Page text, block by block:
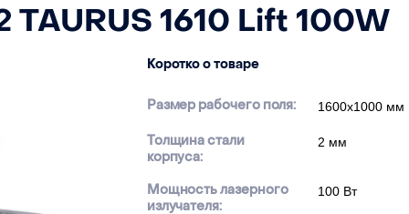
1610 Lift 100W
Коротко о товаре
Размер рабочего поля: 1600х1000 мм
Толщина стали
корпуса:
2 мм
Мощность лазерного
излучателя:
100 Вт